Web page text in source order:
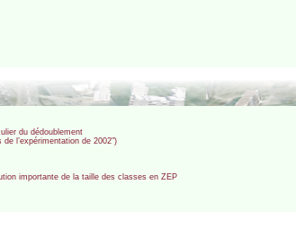
du dédoublement
l’expérimentation de 2002")
importante de la taille des classes en ZEP